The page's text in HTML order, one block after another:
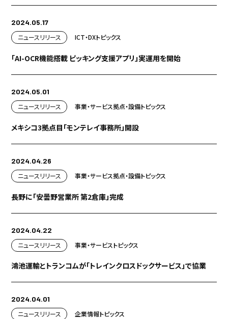
2024.05.17
ニュースリリース
ICT・DXトピックス
「AI-OCR機能搭載 ピッキング支援アプリ」実運用を開始
2024.05.01
ニュースリリース
事業・サービス拠点・設備トピックス
メキシコ3拠点目「モンテレイ事務所」開設
2024.04.26
ニュースリリース
事業・サービス拠点・設備トピックス
長野に「安曇野営業所 第2倉庫」完成
2024.04.22
ニュースリリース
事業・サービス トピックス
鴻池運輸とトランコムが「トレインクロスドックサービス」で協業
2024.04.01
ニュースリリース
企業情報トピックス